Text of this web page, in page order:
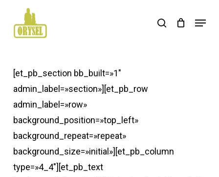
main
search Menu
[et_pb_section bb_built=»1″
admin_label=»section»][et_pb_row
admin_label=»row»
background_position=»top_left»
background_repeat=»repeat»
background_size=»initial»][et_pb_column
type=»4_4″][et_pb_text